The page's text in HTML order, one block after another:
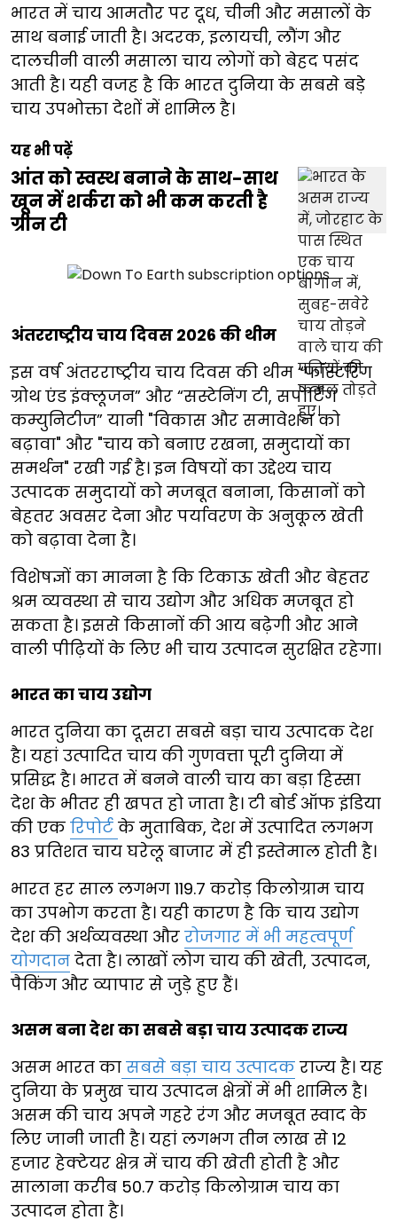
भारत में चाय आमतौर पर दूध, चीनी और मसालों के
साथ बनाई जाती है। अदरक, इलायची, लौंग और
दालचीनी वाली मसाला चाय लोगों को बेहद पसंद
आती है। यही वजह है कि भारत दुनिया के सबसे बड़े
चाय उपभोक्ता देशों में शामिल है।
यह भी पढ़ें
आंत को स्वस्थ बनाने के साथ-साथ
खून में शर्करा को भी कम करती है
ग्रीन टी
अंतरराष्ट्रीय चाय दिवस 2026 की थीम
इस वर्ष अंतरराष्ट्रीय चाय दिवस की थीम “फॉस्टरिंग
ग्रोथ एंड इंक्लूजन” और “सस्टेनिंग टी, सपोर्टिंग
कम्युनिटीज” यानी "विकास और समावेशन को
बढ़ावा" और "चाय को बनाए रखना, समुदायों का
समर्थन" रखी गई है। इन विषयों का उद्देश्य चाय
उत्पादक समुदायों को मजबूत बनाना, किसानों को
बेहतर अवसर देना और पर्यावरण के अनुकूल खेती
को बढ़ावा देना है।
विशेषज्ञों का मानना है कि टिकाऊ खेती और बेहतर
श्रम व्यवस्था से चाय उद्योग और अधिक मजबूत हो
सकता है। इससे किसानों की आय बढ़ेगी और आने
वाली पीढ़ियों के लिए भी चाय उत्पादन सुरक्षित रहेगा।
भारत का चाय उद्योग
भारत दुनिया का दूसरा सबसे बड़ा चाय उत्पादक देश
है। यहां उत्पादित चाय की गुणवत्ता पूरी दुनिया में
प्रसिद्ध है। भारत में बनने वाली चाय का बड़ा हिस्सा
देश के भीतर ही खपत हो जाता है। टी बोर्ड ऑफ इंडिया
की एक रिपोर्ट के मुताबिक, देश में उत्पादित लगभग
83 प्रतिशत चाय घरेलू बाजार में ही इस्तेमाल होती है।
भारत हर साल लगभग 119.7 करोड़ किलोग्राम चाय
का उपभोग करता है। यही कारण है कि चाय उद्योग
देश की अर्थव्यवस्था और रोजगार में भी महत्वपूर्ण
योगदान देता है। लाखों लोग चाय की खेती, उत्पादन,
पैकिंग और व्यापार से जुड़े हुए हैं।
असम बना देश का सबसे बड़ा चाय उत्पादक राज्य
असम भारत का सबसे बड़ा चाय उत्पादक राज्य है। यह
दुनिया के प्रमुख चाय उत्पादन क्षेत्रों में भी शामिल है।
असम की चाय अपने गहरे रंग और मजबूत स्वाद के
लिए जानी जाती है। यहां लगभग तीन लाख से 12
हजार हेक्टेयर क्षेत्र में चाय की खेती होती है और
सालाना करीब 50.7 करोड़ किलोग्राम चाय का
उत्पादन होता है।